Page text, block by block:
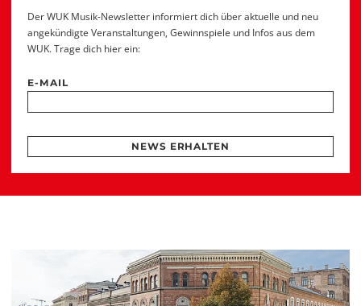
Der WUK Musik-Newsletter informiert dich über aktuelle und neu
angekündigte Veranstaltungen, Gewinnspiele und Infos aus dem
WUK. Trage dich hier ein:
E-MAIL
NEWS ERHALTEN